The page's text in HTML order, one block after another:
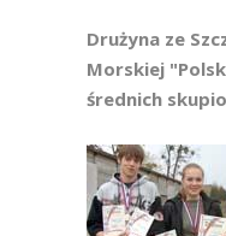
Drużyna ze
Morskiej
średnich